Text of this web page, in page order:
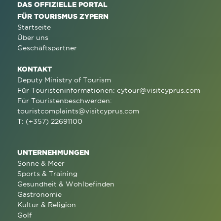
DAS OFFIZIELLE PORTAL
FÜR TOURISMUS ZYPERN
Startseite
Über uns
Geschäftspartner
KONTAKT
Deputy Ministry of Tourism
Für Touristeninformationen: cytour@visitcyprus.com
Für Touristenbeschwerden:
touristcomplaints@visitcyprus.com
T: (+357) 22691100
UNTERNEHMUNGEN
Sonne & Meer
Sports & Training
Gesundheit & Wohlbefinden
Gastronomie
Kultur & Religion
Golf